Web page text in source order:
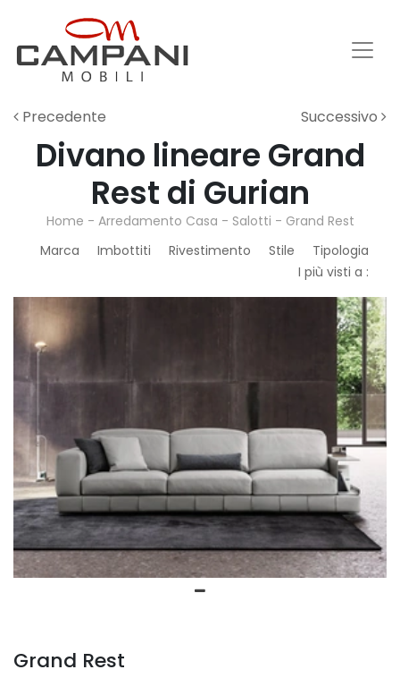
Precedente Successivo
Divano lineare Grand
Rest di Gurian
Home - Arredamento Casa - Salotti - Grand Rest
Marca
Imbottiti Rivestimento Stile
Tipologia
I più visti a :
Grand Rest